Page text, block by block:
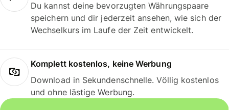
Du kannst deine bevorzugten Währungspaare
speichern und dir jederzeit ansehen, wie sich der
Wechselkurs im Laufe der Zeit entwickelt.
Komplett kostenlos, keine Werbung
Download in Sekundenschnelle. Völlig kostenlos
und ohne lästige Werbung.